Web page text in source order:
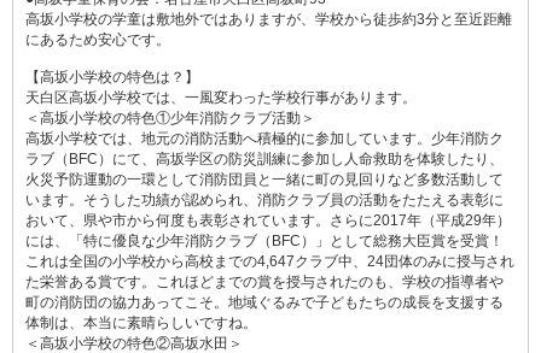
高坂小学校の学童は敷地外ではありますが、学校から徒歩約3分と至近距離
にあるため安心です。
【高坂小学校の特色は？】
天白区高坂小学校では、一風変わった学校行事があります。
＜高坂小学校の特色①少年消防クラブ活動＞
高坂小学校では、地元の消防活動へ積極的に参加しています。少年消防ク
ラブ（BFC）にて、高坂学区の防災訓練に参加し人命救助を体験したり、
火災予防運動の一環として消防団員と一緒に町の見回りなど多数活動して
います。そうした功績が認められ、消防クラブ員の活動をたたえる表彰に
おいて、県や市から何度も表彰されています。さらに2017年（平成29年）
には、「特に優良な少年消防クラブ（BFC）」として総務大臣賞を受賞！
これは全国の小学校から高校までの4,647クラブ中、24団体のみに授与され
た栄誉ある賞です。これほどまでの賞を授与されたのも、学校の指導者や
町の消防団の協力あってこそ。地域ぐるみで子どもたちの成長を支援する
体制は、本当に素晴らしいですね。
＜高坂小学校の特色②高坂水田＞